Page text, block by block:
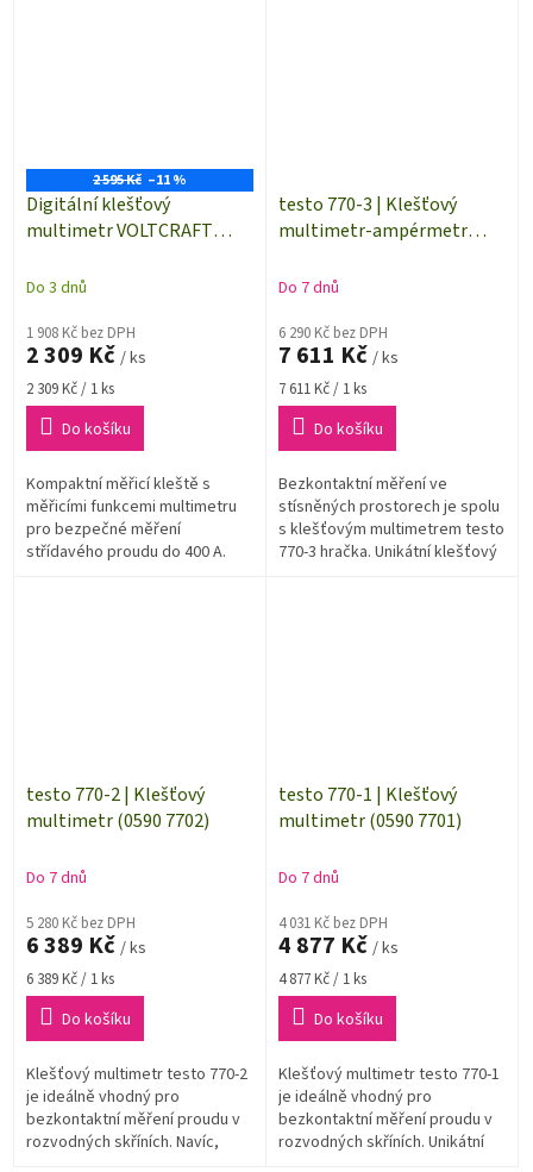
2 595 Kč –11 %
Digitální klešťový
multimetr VOLTCRAFT
Do 3 dnů
1 908 Kč bez DPH
2 309 Kč / ks
Měrná
cena:
2 309 Kč / 1 ks
Do košíku
Kompaktní měřicí kleště s
měřicími funkcemi multimetru
pro bezpečné měření
střídavého proudu do 400 A.
testo 770-3 | Klešťový
multimetr-ampérmetr
Do 7 dnů
6 290 Kč bez DPH
7 611 Kč / ks
Měrná
cena:
7 611 Kč / 1 ks
Do košíku
Bezkontaktní měření ve
stísněných prostorech je spolu
s klešťovým multimetrem testo
770-3 hračka. Unikátní klešťový
testo 770-2 | Klešťový
multimetr (0590 7702)
Do 7 dnů
5 280 Kč bez DPH
6 389 Kč / ks
Měrná
cena:
6 389 Kč / 1 ks
Do košíku
Klešťový multimetr testo 770-2
je ideálně vhodný pro
bezkontaktní měření proudu v
rozvodných skříních. Navíc,
testo 770-1 | Klešťový
multimetr (0590 7701)
Do 7 dnů
4 031 Kč bez DPH
4 877 Kč / ks
Měrná
cena:
4 877 Kč / 1 ks
Do košíku
Klešťový multimetr testo 770-1
je ideálně vhodný pro
bezkontaktní měření proudu v
rozvodných skříních. Unikátní